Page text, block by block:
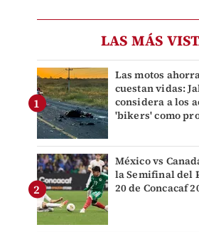
LAS MÁS
Las motos
cuestan vidas:
considera a los
'bikers' como
México vs
la Semifinal del
20 de Concacaf